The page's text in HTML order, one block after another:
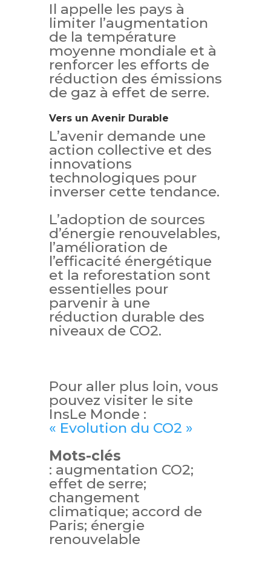
Il appelle les pays à
limiter l’augmentation
de la température
moyenne mondiale et à
renforcer les efforts de
réduction des émissions
de gaz à effet de serre.
Vers un Avenir Durable
L’avenir demande une
action collective et des
innovations
technologiques pour
inverser cette tendance.
L’adoption de sources
d’énergie renouvelables,
l’amélioration de
l’efficacité énergétique
et la reforestation sont
essentielles pour
parvenir à une
réduction durable des
niveaux de CO2.
Pour aller plus loin, vous
pouvez visiter le site
InsLe Monde :
« Evolution du CO2 »
Mots-clés
: augmentation CO2;
effet de serre;
changement
climatique; accord de
Paris; énergie
renouvelable